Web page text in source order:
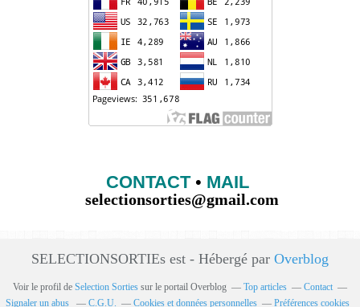
CONTACT• MAIL
selectionsorties@gmail.com
SELECTIONSORTIEs est - Hébergé par Overblog
Voir le profil de Selection Sorties sur le portail Overblog Top articles
Contact
Signaler un abus
C.G.U. Cookies et données personnelles Préférences cookies